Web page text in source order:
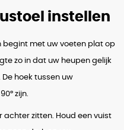
instellen
begint met uw voeten plat op
zo in dat uw heupen gelijk
hoek tussen uw
zijn.
zitten. Houd een vuist